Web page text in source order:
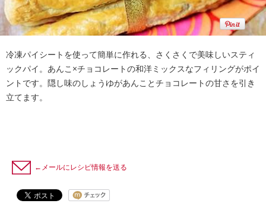
冷凍パイシートを使って簡単に作れる、さくさくで美味しいスティ
ックパイ。あんこ×チョコレートの和洋ミックスなフィリングがポイ
ントです。隠し味のしょうゆがあんことチョコレートの甘さを引き
立てます。
←メールにレシピ情報を送る